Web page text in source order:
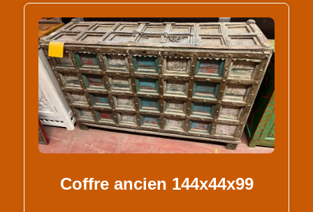
Coffre ancien 144x44x99